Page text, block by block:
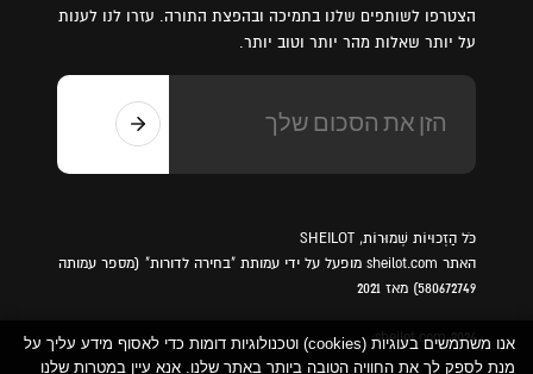
הצטרפו לשותפים שלנו בתמיכה ובהפצת התורה. עזרו לנו לענות
על יותר שאלות מהר יותר וטוב יותר.
כֹּל הַזְכוּיוֹת שְׁמוּרוֹת, SHEILOT
האתר sheilot.com מופעל על ידי עמותת "בחירה לדורות" (מספר עמותה
580672749) מאז 2021
sheilot.com 2026
אנו משתמשים בעוגיות (cookies) וטכנולוגיות דומות כדי לאסוף מידע עליך על
מנת לספק לך את החוויה הטובה ביותר באתר שלנו. אנא עיין במטרות שלנו